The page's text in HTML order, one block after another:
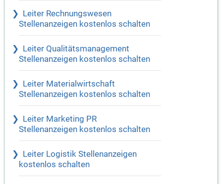
Leiter Rechnungswesen
Stellenanzeigen kostenlos schalten
Leiter Qualitätsmanagement
Stellenanzeigen kostenlos schalten
Leiter Materialwirtschaft
Stellenanzeigen kostenlos schalten
Leiter Marketing PR
Stellenanzeigen kostenlos schalten
Leiter Logistik Stellenanzeigen
kostenlos schalten